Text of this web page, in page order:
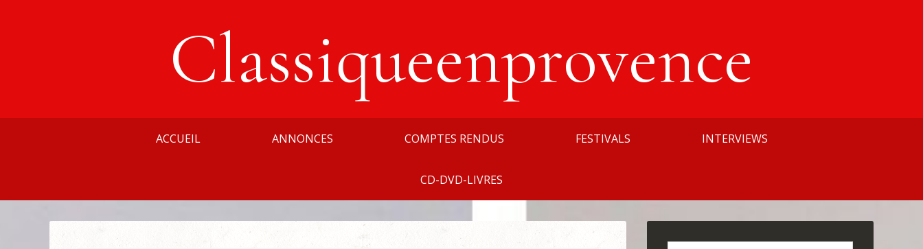
Classiqueenprovence
ACCUEIL ANNONCES COMPTES RENDUS FESTIVALS INTERVIEWS
CD-DVD-LIVRES